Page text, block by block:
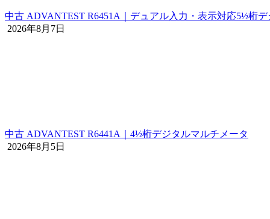
中古 ADVANTEST R6451A｜デュアル入力・表示対応5½桁
2026年8月7日
中古 ADVANTEST R6441A｜4½桁デジタルマルチメータ
2026年8月5日